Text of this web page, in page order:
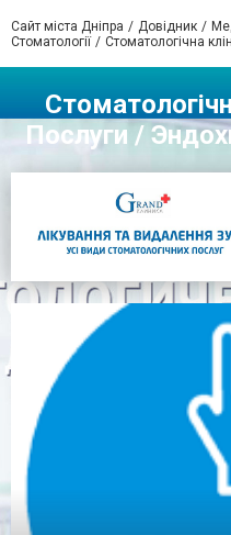
Сайт міста Дніпра Довідник
Стоматології
Стоматологічна
Послуги /